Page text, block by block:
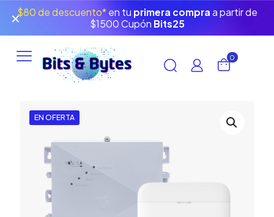
$80 de descuento*en tu primera compra a partir de
$1500 Cupón Bits25
✕
0
EN OFERTA